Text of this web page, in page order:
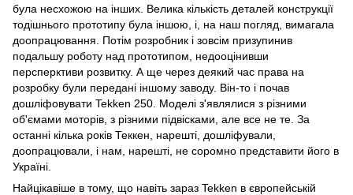
була несхожою на інших. Велика кількість деталей конструкції
тодішнього прототипу була іншою, і, на наш погляд, вимагала
доопрацювання. Потім розробник і зовсім призупинив
подальшу роботу над прототипом, недооцінивши
персперктиви розвитку. А ще через деякий час права на
розробку були передані іншому заводу. Він-то і почав
дошліфовувати Tekken 250. Моделі з'являлися з різними
об'ємами моторів, з різними підвісками, але все не те. За
останні кілька років Теккен, нарешті, дошліфували,
доопрацювали, і нам, нарешті, не соромно представити його в
Україні.
Найцікавіше в тому, що навіть зараз Tekken в європейській